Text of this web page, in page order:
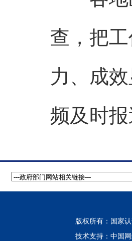
查，把
力、成
频及时
版权所有：国家
技术支持： 中国